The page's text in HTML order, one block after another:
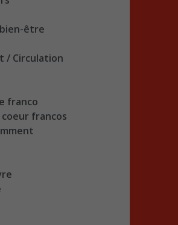
être
/ Circulation
franco
coeur francos